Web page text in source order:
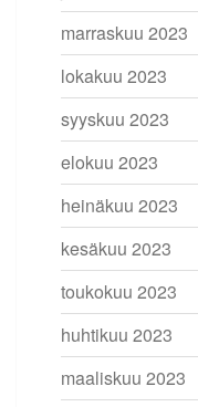
marraskuu 2023
lokakuu 2023
syyskuu 2023
elokuu 2023
heinäkuu 2023
kesäkuu 2023
toukokuu 2023
huhtikuu 2023
maaliskuu 2023